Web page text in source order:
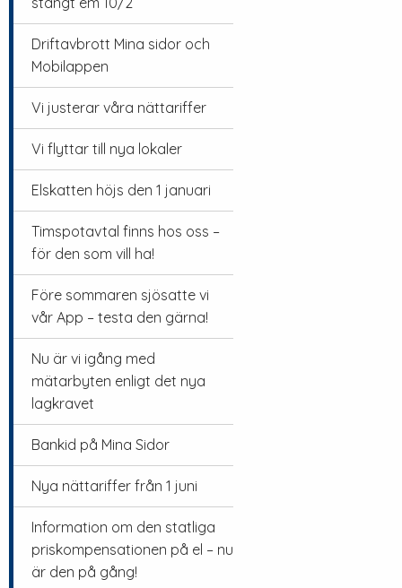
Driftavbrott Mina sidor och
Mobilappen
Vi justerar våra nättariffer
Vi flyttar till nya lokaler
Elskatten höjs den 1 januari
Timspotavtal finns hos oss –
för den som vill ha!
Före sommaren sjösatte vi
vår App – testa den gärna!
Nu är vi igång med
mätarbyten enligt det nya
lagkravet
Bankid på Mina Sidor
Nya nättariffer från 1 juni
Information om den statliga
priskompensationen på el – nu
är den på gång!